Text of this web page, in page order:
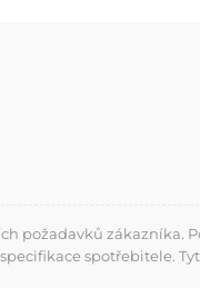
požadavků zákazníka.
spotřebitele.